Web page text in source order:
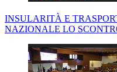
INSULARITÀ E
NAZIONALE LO